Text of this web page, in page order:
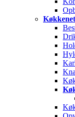
Køkkenet